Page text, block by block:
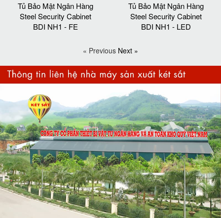
Tủ Bảo Mật Ngân Hàng
Steel Security Cabinet
BDI NH1 - FE
Tủ Bảo Mật Ngân Hàng
Steel Security Cabinet
BDI NH1 - LED
« Previous Next »